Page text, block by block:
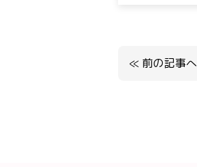
≪ 前の記事へ